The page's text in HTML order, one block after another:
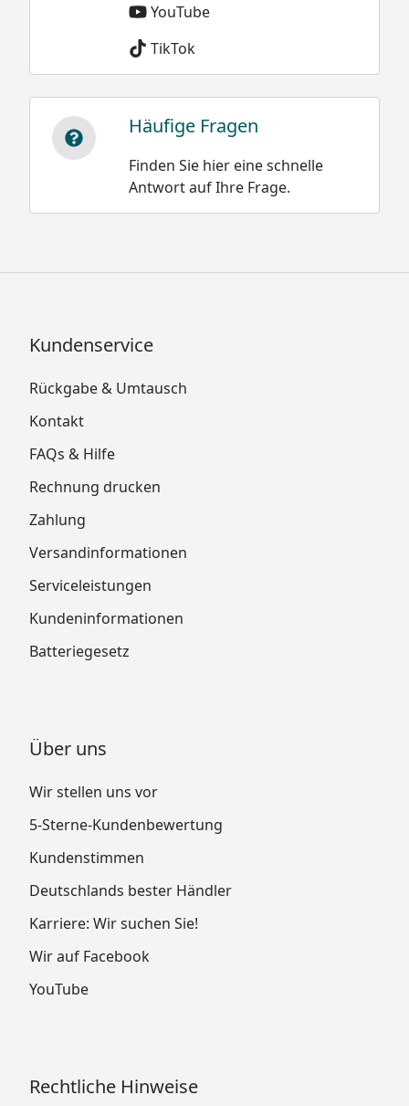
YouTube
TikTok
Häufige Fragen
Finden Sie hier eine schnelle
Antwort auf Ihre Frage.
Kundenservice
Rückgabe & Umtausch
Kontakt
FAQs & Hilfe
Rechnung drucken
Zahlung
Versandinformationen
Serviceleistungen
Kundeninformationen
Batteriegesetz
Über uns
Wir stellen uns vor
5-Sterne-Kundenbewertung
Kundenstimmen
Deutschlands bester Händler
Karriere: Wir suchen Sie!
Wir auf Facebook
YouTube
Rechtliche Hinweise